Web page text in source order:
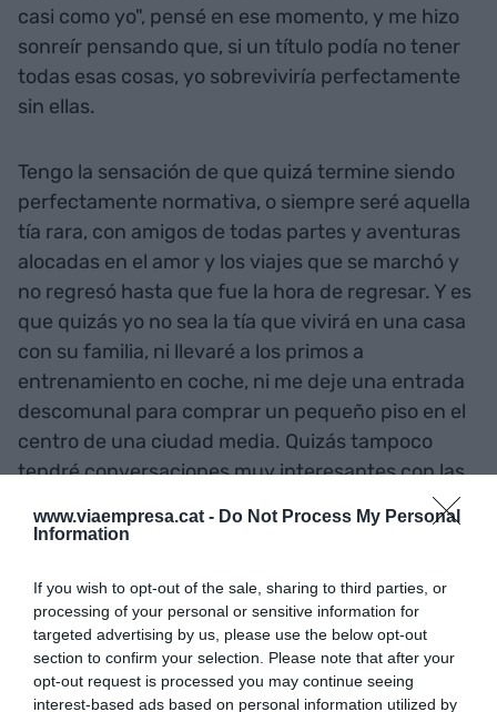
www.viaempresa.cat - Do Not Process My Personal
Information
If you wish to opt-out of the sale, sharing to third parties, or
processing of your personal or sensitive information for
targeted advertising by us, please use the below opt-out
section to confirm your selection. Please note that after your
opt-out request is processed you may continue seeing
interest-based ads based on personal information utilized by
casi como yo", pensé en ese momento, y me hizo
sonreír pensando que, si un título podía no tener
todas esas cosas, yo sobreviviría perfectamente
sin ellas.
Tengo la sensación de que quizá termine siendo
perfectamente normativa, o siempre seré aquella
tía rara, con amigos de todas partes y aventuras
alocadas en el amor y los viajes que se marchó y
no regresó hasta que fue la hora de regresar. Y es
que quizás yo no sea la tía que vivirá en una casa
con su familia, ni llevaré a los primos a
entrenamiento en coche, ni me deje una entrada
descomunal para comprar un pequeño piso en el
centro de una ciudad media. Quizás tampoco
tendré conversaciones muy interesantes con las
animalito simpático que me siga allá donde vaya,
gratuita.
"Tengo la sensación de que